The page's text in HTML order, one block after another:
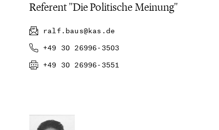
Referent "Die Politische Meinung"
ralf.baus@kas.de
+49 30 26996-3503
+49 30 26996-3551